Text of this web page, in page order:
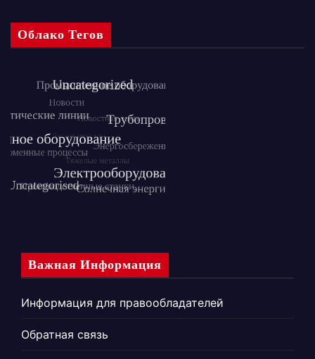
Облако Тегов
Важная Информация
Информация для правообладателей
Обратная связь